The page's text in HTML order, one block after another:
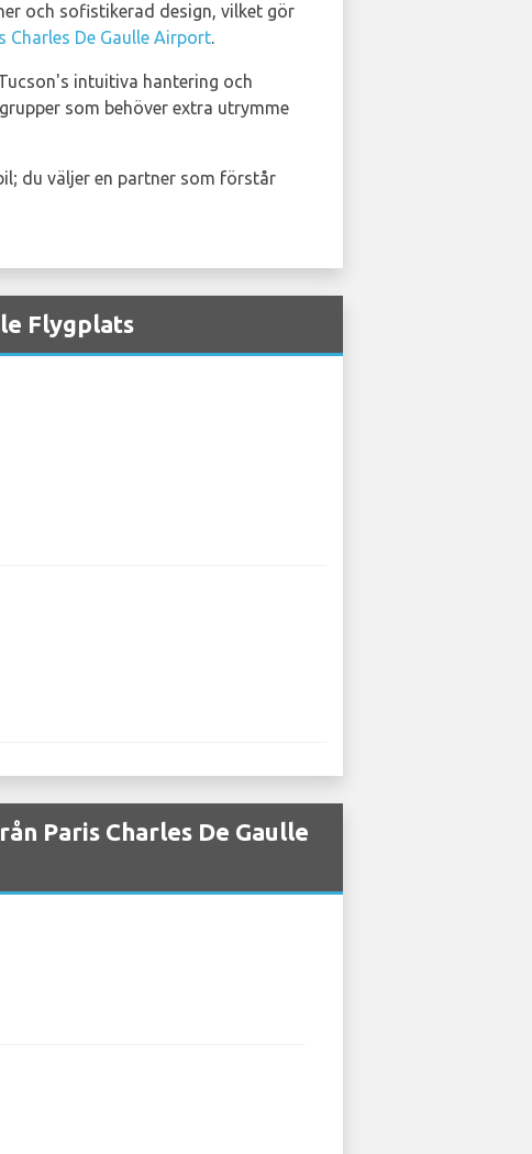
och sofistikerad design, vilket gör
Charles De Gaulle Airport.
intuitiva hantering och
som behöver extra utrymme
du väljer en partner som förstår
Flygplats
Paris Charles De Gaulle